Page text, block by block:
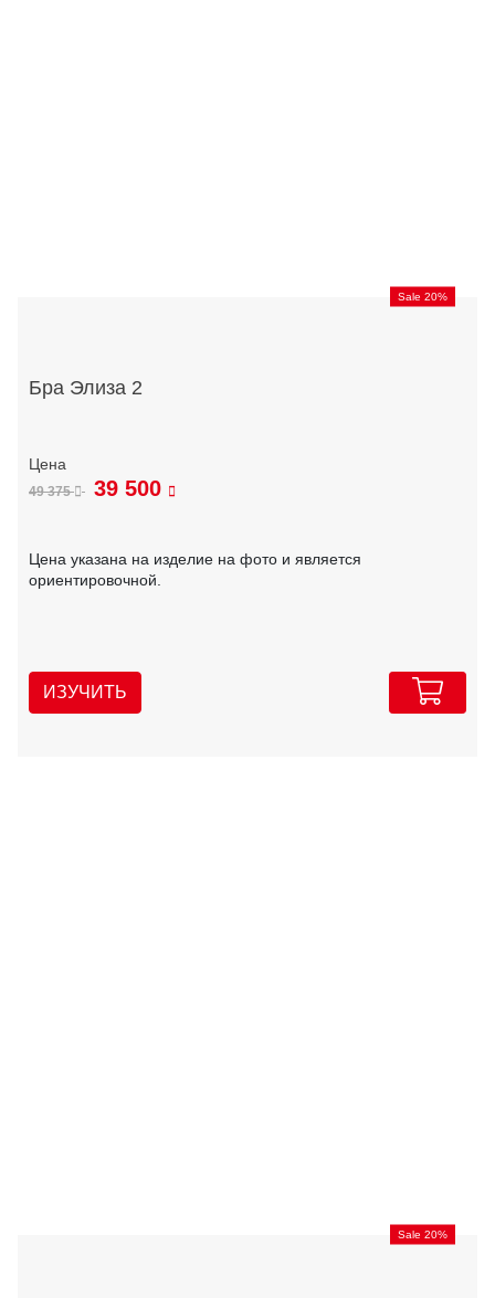
Sale 20%
Бра Элиза 2
49 375 39 500
Цена указана на изделие на фото и является
ориентировочной.
ИЗУЧИТЬ
Sale 20%